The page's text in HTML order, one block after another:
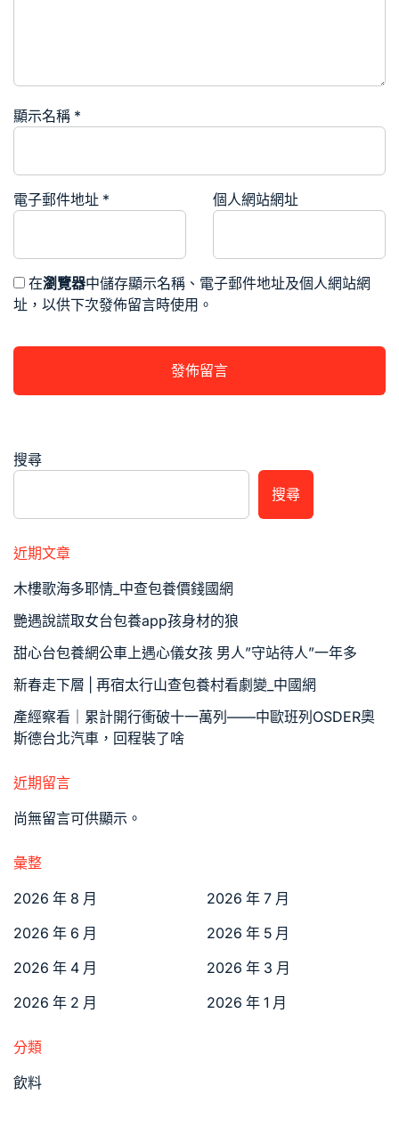
顯示名稱 *
電子郵件地址 * 個人網站網址
在瀏覽器中儲存顯示名稱、電子郵件地址及個人網站網
址，以供下次發佈留言時使用。
搜尋
搜尋
近期文章
木樓歌海多耶情_中查包養價錢國網
艷遇說謊取女台包養app孩身材的狼
甜心台包養網公車上遇心儀女孩 男人”守站待人”一年多
新春走下層 | 再宿太行山查包養村看劇變_中國網
產經察看｜累計開行衝破十一萬列——中歐班列OSDER奧
斯德台北汽車，回程裝了啥
近期留言
尚無留言可供顯示。
彙整
2026 年 8 月
2026 年 7 月
2026 年 6 月
2026 年 5 月
2026 年 4 月
2026 年 3 月
2026 年 2 月
2026 年 1 月
分類
飲料